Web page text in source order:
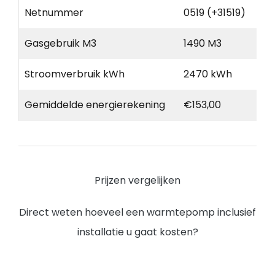
Netnummer 0519 (+31519)
Gasgebruik M3 1490 M3
Stroomverbruik kWh 2470 kWh
Gemiddelde energierekening €153,00
Prijzen vergelijken
Direct weten hoeveel een warmtepomp inclusief
installatie u gaat kosten?